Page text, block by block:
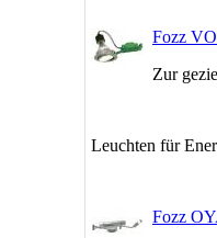
Fozz
Zur
Leuchten für
Fozz